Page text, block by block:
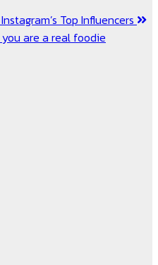
Top Influencers
are a real foodie